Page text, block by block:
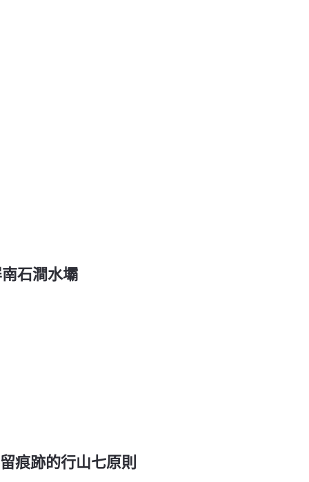
石澗水壩
痕跡的行山七原則